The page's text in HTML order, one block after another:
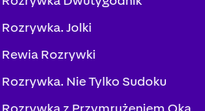
Rozrywka. Jolki
Rewia Rozrywki
Rozrywka. Nie Tylko Sudoku